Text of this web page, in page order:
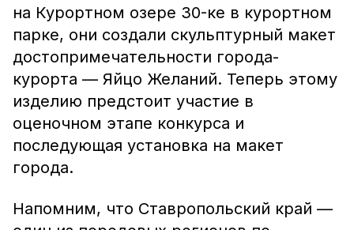
на Курортном озере 30-ке в курортном
парке, они создали скульптурный макет
достопримечательности города-
курорта — Яйцо Желаний. Теперь этому
изделию предстоит участие в
оценочном этапе конкурса и
последующая установка на макет
города.
Напомним, что Ставропольский край —